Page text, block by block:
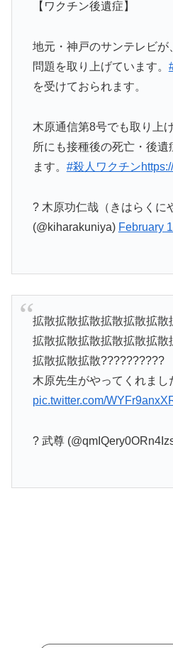
【ワクチン後遺症】
地元・神戸のサンテレビが
問題を取り上げています。
を受けておられます。
木原通信第8号でも取り上
所にも接種後の死亡・後
ます。 #殺人ワクチン
? 木原功仁哉（きはらくに
(@kiharakuniya) February
拡散拡散拡散拡散拡散拡散
拡散拡散拡散拡散拡散拡散
拡散拡散拡散??????????
木原先生がやってくれまし
pic.twitter.com/
? 武尊